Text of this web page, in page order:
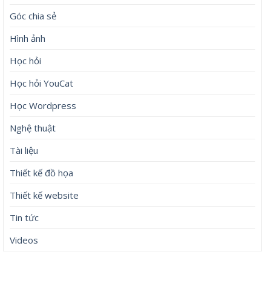
Góc chia sẻ
Hình ảnh
Học hỏi
Học hỏi YouCat
Học Wordpress
Nghệ thuật
Tài liệu
Thiết kế đồ họa
Thiết kế website
Tin tức
Videos